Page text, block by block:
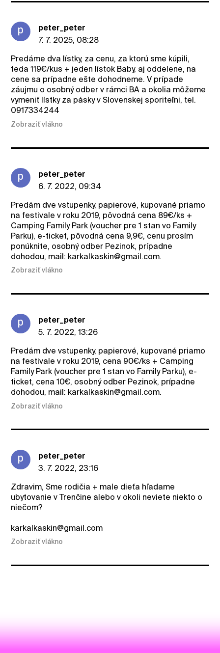
peter_peter
7. 7. 2025, 08:28
Predáme dva lístky, za cenu, za ktorú sme kúpili,
teda 119€/kus + jeden lístok Baby, aj oddelene, na
cene sa prípadne ešte dohodneme. V prípade
záujmu o osobný odber v rámci BA a okolia môžeme
vymeniť lístky za pásky v Slovenskej sporiteľni, tel.
0917334244
Zobraziť vlákno
peter_peter
6. 7. 2022, 09:34
Predám dve vstupenky, papierové, kupované priamo
na festivale v roku 2019, pôvodná cena 89€/ks +
Camping Family Park (voucher pre 1 stan vo Family
Parku), e-ticket, pôvodná cena 9,9€, cenu prosím
ponúknite, osobný odber Pezinok, prípadne
dohodou, mail: karkalkaskin@gmail.com.
Zobraziť vlákno
peter_peter
5. 7. 2022, 13:26
Predám dve vstupenky, papierové, kupované priamo
na festivale v roku 2019, cena 90€/ks + Camping
Family Park (voucher pre 1 stan vo Family Parku), e-
ticket, cena 10€, osobný odber Pezinok, prípadne
dohodou, mail: karkalkaskin@gmail.com.
Zobraziť vlákno
peter_peter
3. 7. 2022, 23:16
Zdravim, Sme rodičia + male dieťa hľadame
ubytovanie v Trenčine alebo v okoli neviete niekto o
niečom?
karkalkaskin@gmail.com
Zobraziť vlákno